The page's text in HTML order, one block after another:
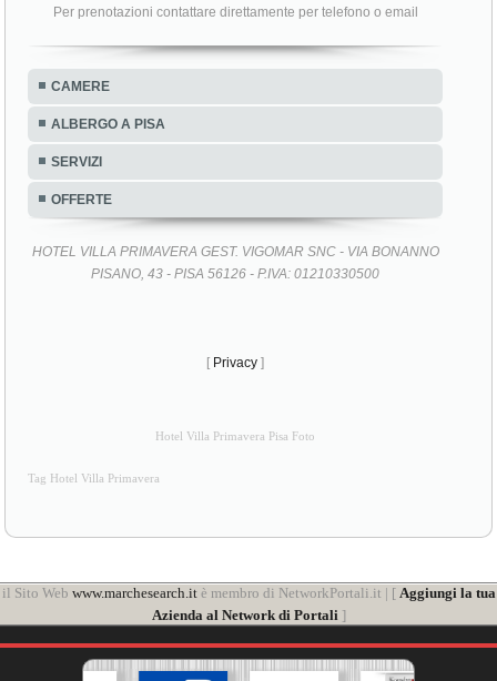
Per prenotazioni contattare direttamente per telefono o email
CAMERE
ALBERGO A PISA
SERVIZI
OFFERTE
HOTEL VILLA PRIMAVERA GEST. VIGOMAR SNC - VIA BONANNO
PISANO, 43 - PISA 56126 - P.IVA: 01210330500
[ Privacy ]
Hotel Villa Primavera Pisa Foto
Tag Hotel Villa Primavera
il Sito Web www.marchesearch.itè membro di NetworkPortali.it | [ Aggiungi la tua
Azienda al Network di Portali ]